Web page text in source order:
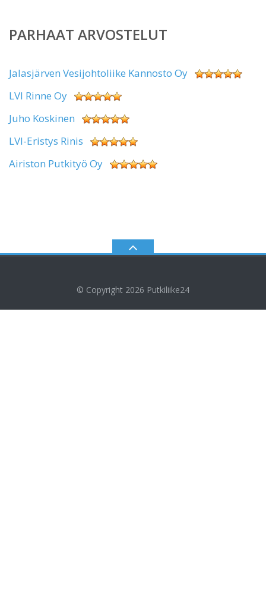
PARHAAT ARVOSTELUT
Jalasjärven Vesijohtoliike Kannosto Oy
LVI Rinne Oy
Juho Koskinen
LVI-Eristys Rinis
Airiston Putkityö Oy
© Copyright 2026 Putkiliike24